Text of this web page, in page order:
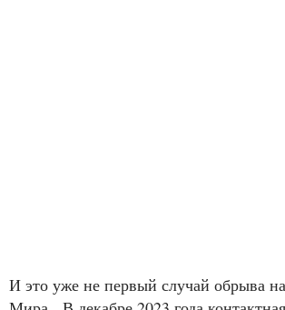
И это уже не первый случай обрыва